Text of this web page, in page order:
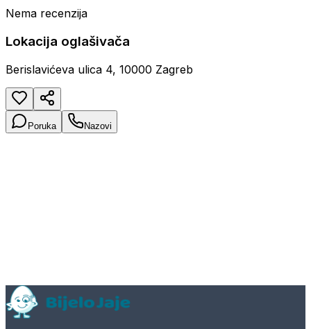
Nema recenzija
Lokacija oglašivača
Berislavićeva ulica 4, 10000 Zagreb
Poruka Nazovi